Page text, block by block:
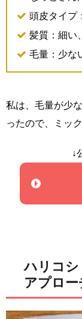
頭皮タイプ
髪質：細い
毛量：少な
私は、毛量が少
ったので、ミッ
↓
ハリコ
アプロ